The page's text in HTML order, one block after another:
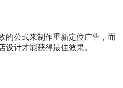
的公式来制作重新定位广告，而
设计才能获得最佳效果。